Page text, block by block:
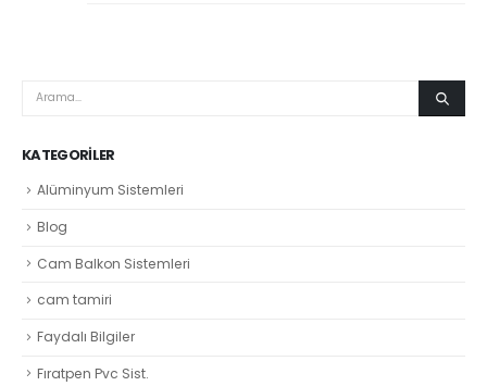
KATEGORILER
Alüminyum Sistemleri
Blog
Cam Balkon Sistemleri
cam tamiri
Faydalı Bilgiler
Fıratpen Pvc Sist.